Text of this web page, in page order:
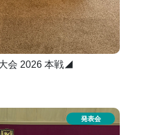
会 2026 本戦◢